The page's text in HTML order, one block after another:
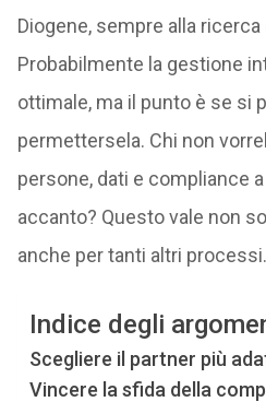
Diogene, sempre alla
Probabilmente la gestione
ottimale, ma il punto è se si
permettersela. Chi non
persone, dati e compliance
accanto? Questo vale non
anche per tanti altri processi.
Indice degli
Scegliere il partner più
Vincere la sfida della